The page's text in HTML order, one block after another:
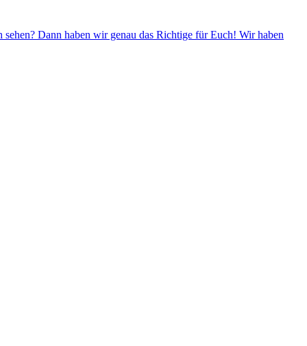
Dann haben wir genau das Richtige für Euch! Wir haben